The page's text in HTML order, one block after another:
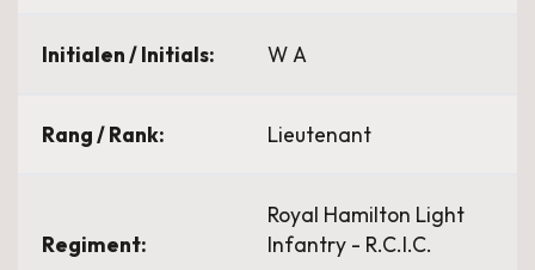
Initialen / Initials: W A
Rang / Rank: Lieutenant
Regiment:
Royal Hamilton Light
Infantry - R.C.I.C.